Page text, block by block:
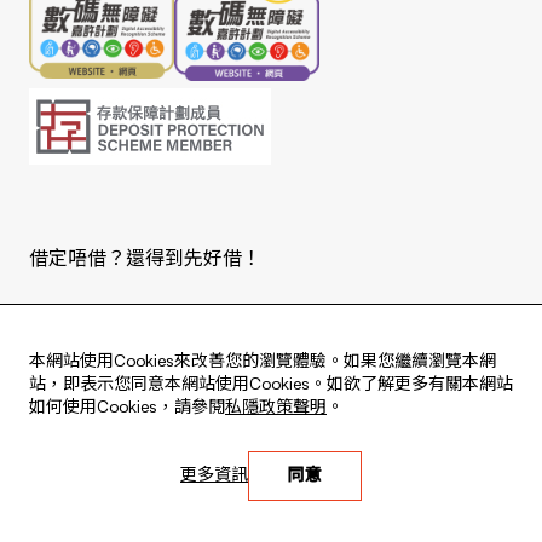
本網站使用Cookies來改善您的瀏覽體驗。如果您繼續瀏覽本網
站，即表示您同意本網站使用Cookies。如欲了解更多有關本網站
如何使用Cookies，請參閱私隱政策聲明 。
同意
更多資訊
借定唔借？還得到先好借！
Live every moment